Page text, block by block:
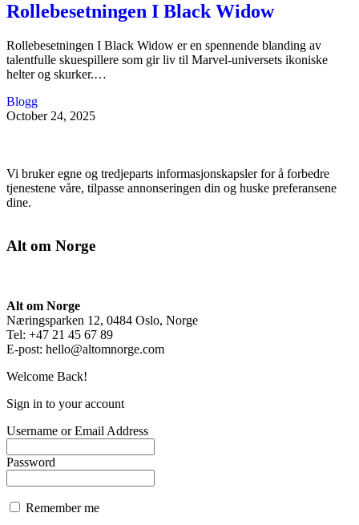
Rollebesetningen I Black Widow
Rollebesetningen I Black Widow er en spennende blanding av
talentfulle skuespillere som gir liv til Marvel-universets ikoniske
helter og skurker.…
Blogg
October 24, 2025
Vi bruker egne og tredjeparts informasjonskapsler for å forbedre
tjenestene våre, tilpasse annonseringen din og huske preferansene
dine.
Alt om Norge
Alt om Norge
Næringsparken 12, 0484 Oslo, Norge
Tel: +47 21 45 67 89
E-post: hello@altomnorge.com
Welcome Back!
Sign in to your account
Username or Email Address
Password
Remember me